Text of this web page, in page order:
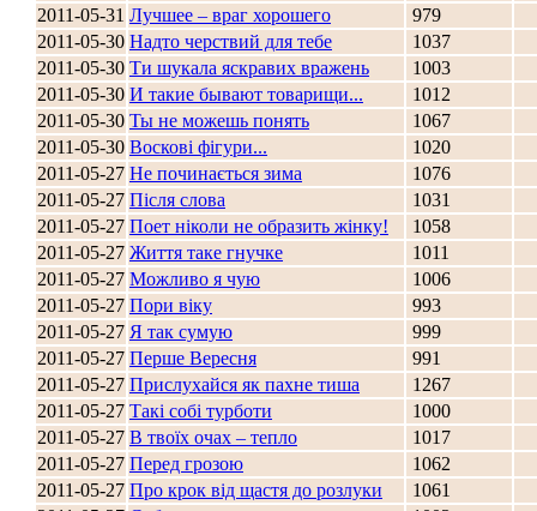
Стамбул 2010
Стамбул 2010
2011-05-31 Лучшее – враг хорошего
979
2011-05-30 Надто черствий для тебе
1037
2011-05-30 Ти шукала яскравих вражень
1003
2011-05-30 И такие бывают товарищи...
1012
2011-05-30 Ты не можешь понять
1067
2011-05-30 Воскові фігури...
1020
2011-05-27 Не починається зима
1076
2011-05-27 Після слова
1031
2011-05-27 Поет ніколи не образить жінку!
1058
2011-05-27 Життя таке гнучке
1011
2011-05-27 Можливо я чую
1006
2011-05-27 Пори віку
993
2011-05-27 Я так сумую
999
2011-05-27 Перше Вересня
991
2011-05-27 Прислухайся як пахне тиша
1267
2011-05-27 Такі собі турботи
1000
2011-05-27 В твоїх очах – тепло
1017
2011-05-27 Перед грозою
1062
2011-05-27 Про крок від щастя до розлуки
1061